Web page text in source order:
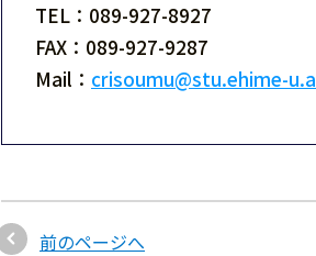
TEL：089-927-8927
FAX：089-927-9287
Mail： crisoumu@stu.ehime-
前のページへ